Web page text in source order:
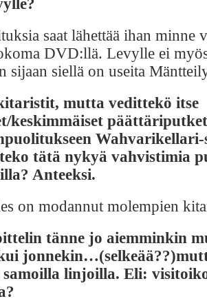
saat lähettää ihan minne
DVD:llä. Levylle ei
sijaan siellä on useita
mutta vedittekö itse
keskimmäiset
tätä nykyä vahvistimia
Anteeksi.
on modannut molempien
tänne jo aiemminkin
samoilla linjoilla. Eli: